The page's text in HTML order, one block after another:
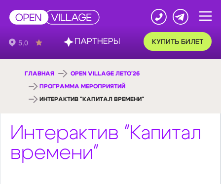
КУПИТЬ БИЛЕТ
ГЛАВНАЯ OPEN VILLAGE ЛЕТО'26
ПРОГРАММА МЕРОПРИЯТИЙ
ИНТЕРАКТИВ "КАПИТАЛ ВРЕМЕНИ"
Интерактив "Капитал
времени"